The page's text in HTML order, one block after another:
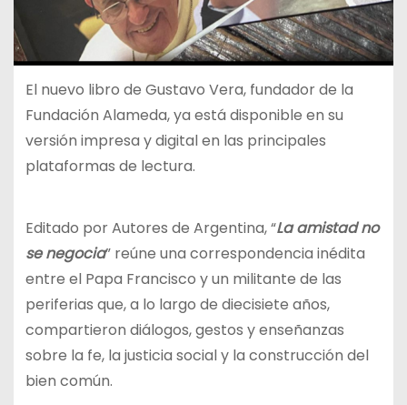
El nuevo libro de Gustavo Vera, fundador de la
Fundación Alameda, ya está disponible en su
versión impresa y digital en las principales
plataformas de lectura.
Editado por Autores de Argentina, “La amistad no
se negocia” reúne una correspondencia inédita
entre el Papa Francisco y un militante de las
periferias que, a lo largo de diecisiete años,
compartieron diálogos, gestos y enseñanzas
sobre la fe, la justicia social y la construcción del
bien común.